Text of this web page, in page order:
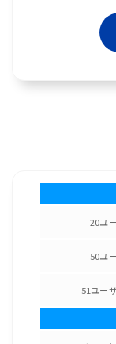
20ユ
50ユ
51ユー